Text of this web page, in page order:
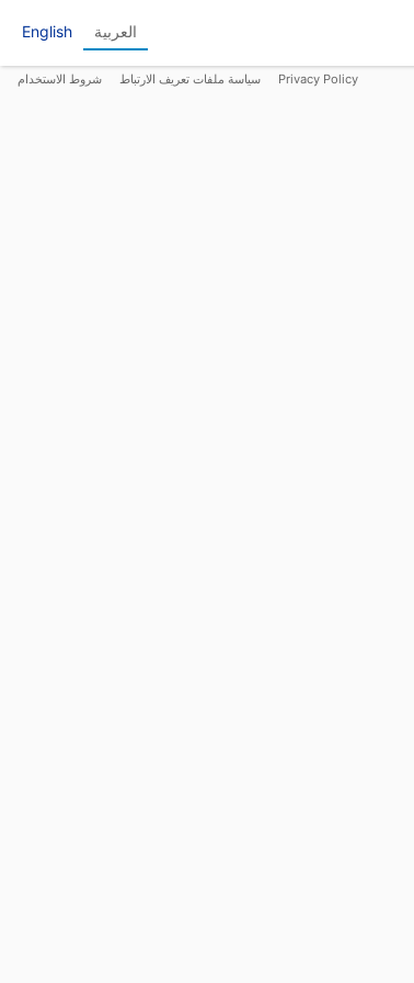
العربية English
Privacy Policy سياسة ملفات تعريف الارتباط شروط الاستخدام